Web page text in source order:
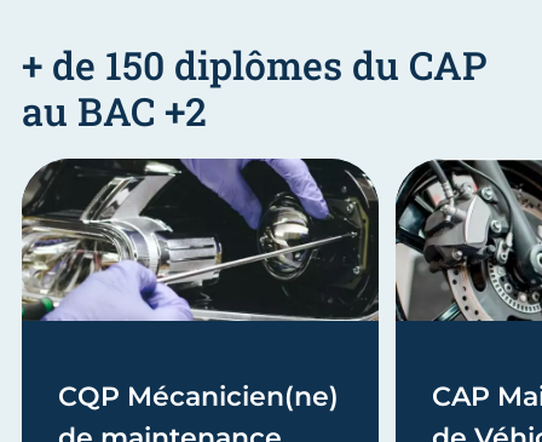
+ de 150 diplômes du CAP
au BAC +2
CQP Mécanicien(ne)
CAP